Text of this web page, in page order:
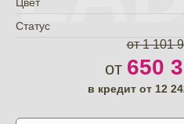
Статус
от 1 101
от 650
в кредит от 12